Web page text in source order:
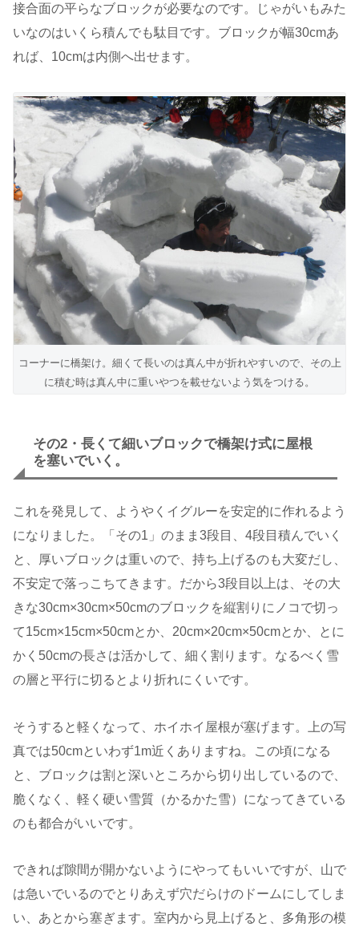
接合面の平らなブロックが必要なのです。じゃがいもみた
いなのはいくら積んでも駄目です。ブロックが幅30cmあ
れば、10cmは内側へ出せます。
コーナーに橋架け。細くて長いのは真ん中が折れやすいので、その上
に積む時は真ん中に重いやつを載せないよう気をつける。
その2・長くて細いブロックで橋架け式に屋根
を塞いでいく。
これを発見して、ようやくイグルーを安定的に作れるよう
になりました。「その1」のまま3段目、4段目積んでいく
と、厚いブロックは重いので、持ち上げるのも大変だし、
不安定で落っこちてきます。だから3段目以上は、その大
きな30cm×30cm×50cmのブロックを縦割りにノコで切っ
て15cm×15cm×50cmとか、20cm×20cm×50cmとか、とに
かく50cmの長さは活かして、細く割ります。なるべく雪
の層と平行に切るとより折れにくいです。
そうすると軽くなって、ホイホイ屋根が塞げます。上の写
真では50cmといわず1m近くありますね。この頃になる
と、ブロックは割と深いところから切り出しているので、
脆くなく、軽く硬い雪質（かるかた雪）になってきている
のも都合がいいです。
できれば隙間が開かないようにやってもいいですが、山で
は急いでいるのでとりあえず穴だらけのドームにしてしま
い、あとから塞ぎます。室内から見上げると、多角形の模